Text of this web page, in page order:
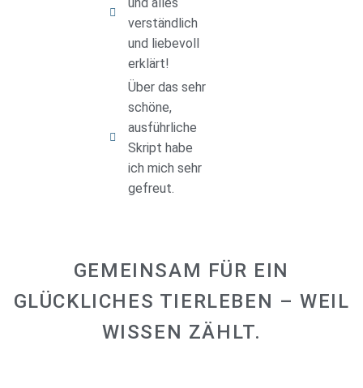
verständlich
und liebevoll
erklärt!
Über das sehr
schöne,
ausführliche
Skript habe
ich mich sehr
gefreut.
GEMEINSAM FÜR EIN
GLÜCKLICHES TIERLEBEN – WEIL
WISSEN ZÄHLT.